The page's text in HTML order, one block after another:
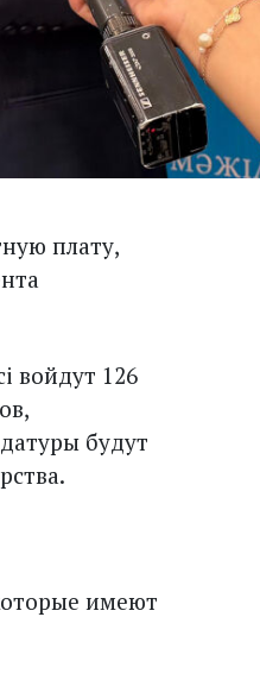
плату,
войдут 126
будут
имеют